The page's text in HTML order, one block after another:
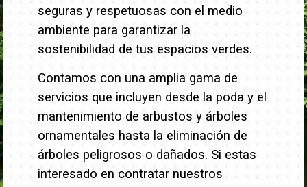
seguras y respetuosas con el medio
ambiente para garantizar la
sostenibilidad de tus espacios verdes.
Contamos con una amplia gama de
servicios que incluyen desde la poda y el
mantenimiento de arbustos y árboles
ornamentales hasta la eliminación de
árboles peligrosos o dañados. Si estas
interesado en contratar nuestros